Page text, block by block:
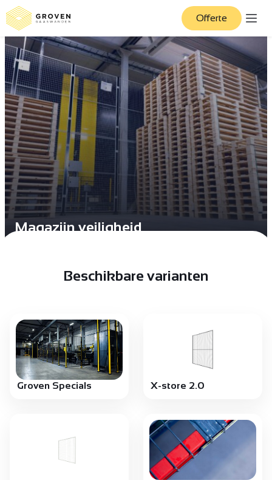
Offerte
Magazijn veiligheid
Beschikbare varianten
Groven Specials X-store 2.0